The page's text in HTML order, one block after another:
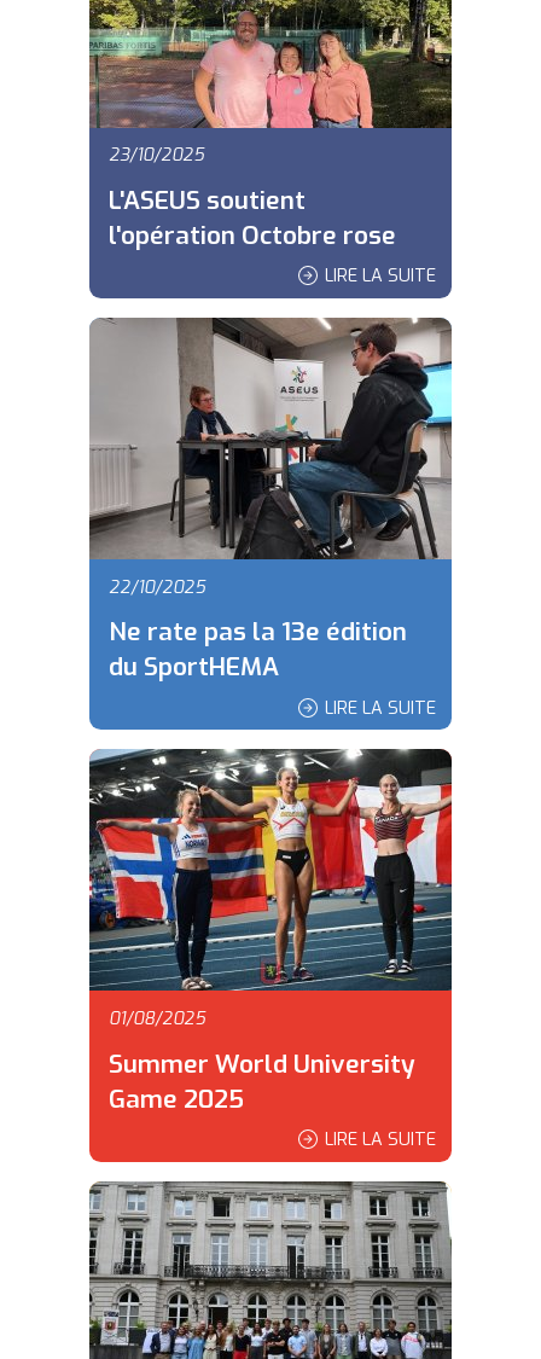
23/10/2025
L'ASEUS soutient
l'opération Octobre rose
LIRE LA SUITE
22/10/2025
Ne rate pas la 13e édition
du SportHEMA
LIRE LA SUITE
01/08/2025
Summer World University
Game 2025
LIRE LA SUITE